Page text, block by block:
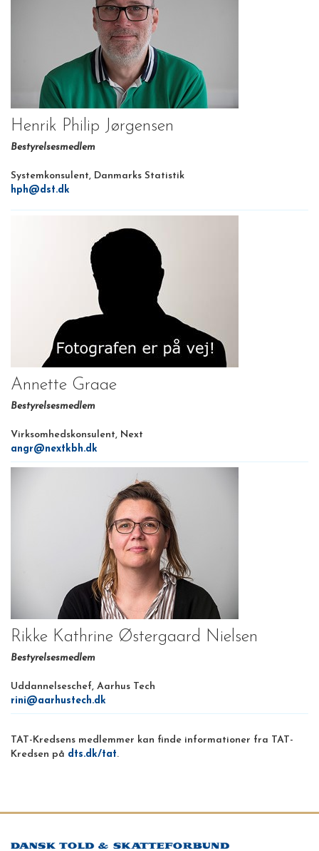
Henrik Philip Jørgensen
Bestyrelsesmedlem
Systemkonsulent, Danmarks Statistik
hph@dst.dk
Annette Graae
Bestyrelsesmedlem
Virksomhedskonsulent, Next
angr@nextkbh.dk
Rikke Kathrine Østergaard Nielsen
Bestyrelsesmedlem
Uddannelseschef, Aarhus Tech
rini@aarhustech.dk
TAT-Kredsens medlemmer kan finde informationer fra TAT-
Kredsen på dts.dk/tat.